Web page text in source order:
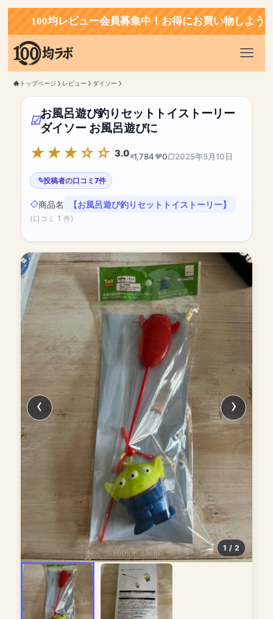
100均レビュー会員募集中！お得にお買い物しよう！
トップページ レビュー ダイソー
お風呂遊び釣りセットトイストーリー
ダイソー お風呂遊びに
3.0 1,784 0 2025年5月10日
投稿者の口コミ7件
商品名 【お風呂遊び釣りセットトイストーリー】
(口コミ 1 件)
100kinlab.jp
1 / 2